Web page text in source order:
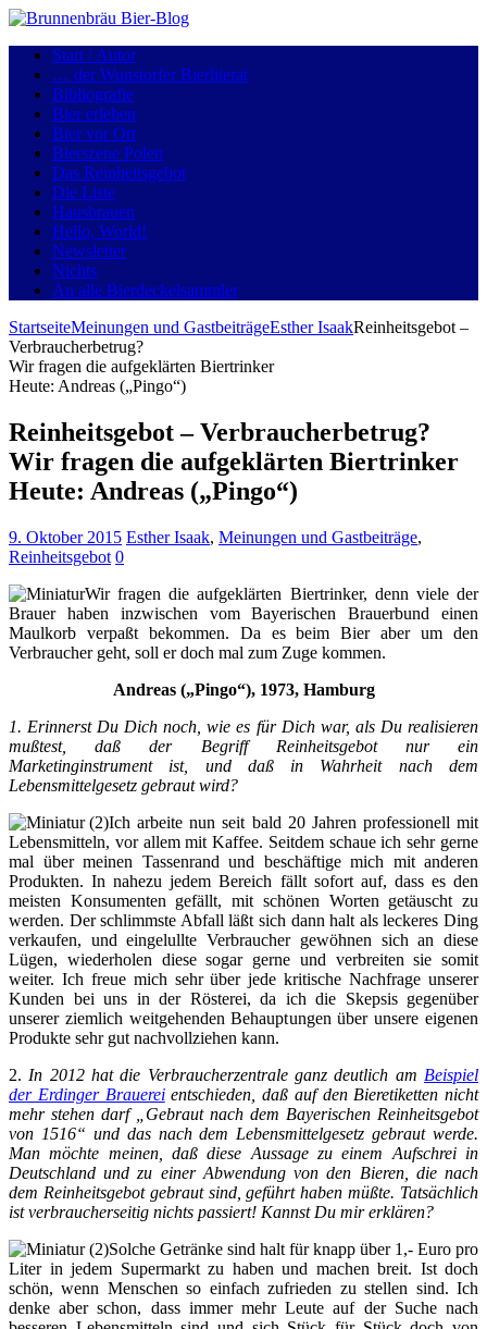
Start / Autor
… der Wunstorfer Bierliterat
Bibliografie
Bier erleben
Bier vor Ort
Bierszene Polen
Das Reinheitsgebot
Die Liste
Hausbrauen
Hello, World!
Newsletter
Nichts
An alle Bierdeckelsammler
StartseiteMeinungen und GastbeiträgeEsther IsaakReinheitsgebot –
Verbraucherbetrug?
Wir fragen die aufgeklärten Biertrinker
Heute: Andreas („Pingo“)
Reinheitsgebot – Verbraucherbetrug?
Wir fragen die aufgeklärten Biertrinker
Heute: Andreas („Pingo“)
9. Oktober 2015 Esther Isaak, Meinungen und Gastbeiträge,
Reinheitsgebot 0
Wir fragen die aufgeklärten Biertrinker, denn viele der
Brauer haben inzwischen vom Bayerischen Brauerbund einen
Maulkorb verpaßt bekommen. Da es beim Bier aber um den
Verbraucher geht, soll er doch mal zum Zuge kommen.
Andreas („Pingo“), 1973, Hamburg
1. Erinnerst Du Dich noch, wie es für Dich war, als Du realisieren
mußtest, daß der Begriff Reinheitsgebot nur ein
Marketinginstrument ist, und daß in Wahrheit nach dem
Lebensmittelgesetz gebraut wird?
Ich arbeite nun seit bald 20 Jahren professionell mit
Lebensmitteln, vor allem mit Kaffee. Seitdem schaue ich sehr gerne
mal über meinen Tassenrand und beschäftige mich mit anderen
Produkten. In nahezu jedem Bereich fällt sofort auf, dass es den
meisten Konsumenten gefällt, mit schönen Worten getäuscht zu
werden. Der schlimmste Abfall läßt sich dann halt als leckeres Ding
verkaufen, und eingelullte Verbraucher gewöhnen sich an diese
Lügen, wiederholen diese sogar gerne und verbreiten sie somit
weiter. Ich freue mich sehr über jede kritische Nachfrage unserer
Kunden bei uns in der Rösterei, da ich die Skepsis gegenüber
unserer ziemlich weitgehenden Behauptungen über unsere eigenen
Produkte sehr gut nachvollziehen kann.
2. In 2012 hat die Verbraucherzentrale ganz deutlich am Beispiel
der Erdinger Brauereientschieden, daß auf den Bieretiketten nicht
mehr stehen darf „Gebraut nach dem Bayerischen Reinheitsgebot
von 1516“ und das nach dem Lebensmittelgesetz gebraut werde.
Man möchte meinen, daß diese Aussage zu einem Aufschrei in
Deutschland und zu einer Abwendung von den Bieren, die nach
dem Reinheitsgebot gebraut sind, geführt haben müßte. Tatsächlich
ist verbraucherseitig nichts passiert! Kannst Du mir erklären?
Solche Getränke sind halt für knapp über 1,- Euro pro
Liter in jedem Supermarkt zu haben und machen breit. Ist doch
schön, wenn Menschen so einfach zufrieden zu stellen sind. Ich
denke aber schon, dass immer mehr Leute auf der Suche nach